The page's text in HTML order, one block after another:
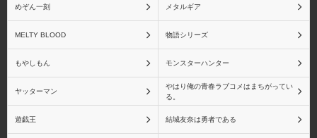
エンブレイスジャパン オーキッドシード
回天堂 Gift
めぞん一刻 メタルギア
MELTY BLOOD 物語シリーズ
もやしもん モンスターハンター
ヤッターマン
やはり俺の青春ラブコメはまちがってい
る。
遊戯王 結城友奈は勇者である